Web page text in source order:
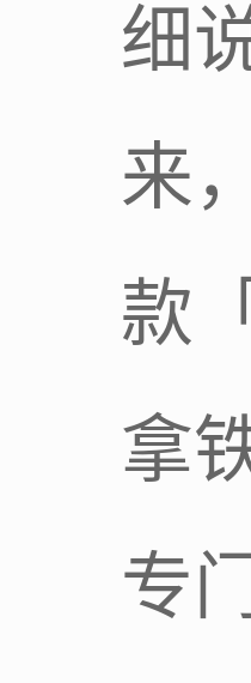
细
来
款
拿
专